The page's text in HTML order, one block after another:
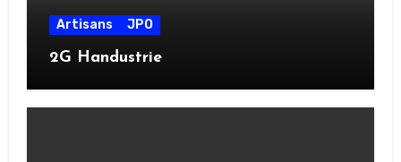
Artisans JPO
2G Handustrie